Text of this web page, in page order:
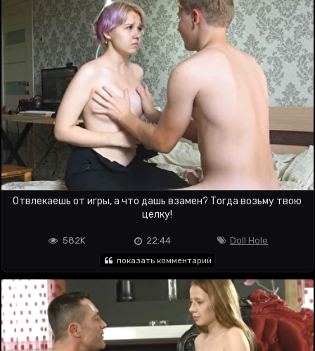
Отвлекаешь от игры, а что дашь взамен? Тогда возьму твою
целку!
Doll Hole
22:44
582K
показать комментарий